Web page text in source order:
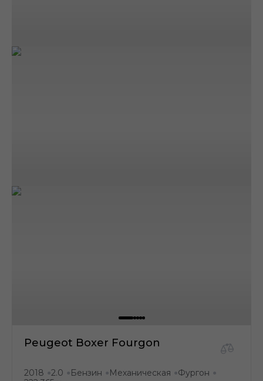
Peugeot Boxer Fourgon
2018 ●2.0 ● Бензин ● Механическая ●Фургон ●